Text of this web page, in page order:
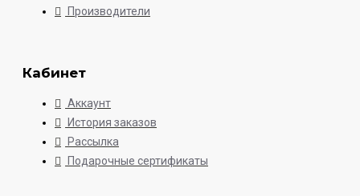
Производители
Кабинет
Аккаунт
История заказов
Рассылка
Подарочные сертификаты